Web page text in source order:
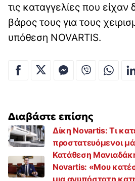
τις καταγγελίες που είχαν
βάρος τους για τους
υπόθεση NOVARTIS.
Διαβάστε επίσης
Δίκη Novartis: Τι
προστατευόμενοι
Κατάθεση
Novartis: «Μου
μια ανυπόστατη